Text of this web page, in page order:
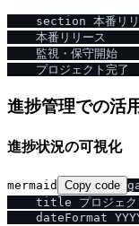
section 本番リリ
本番リリース
監視・保守開始
進捗管理での活
進捗状況の可視化
mermaid Copy code
title プロジェク
dateFormat